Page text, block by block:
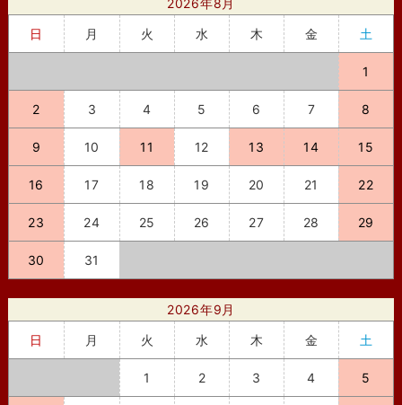
日
月 火 水 木 金 土
1
2 3 4 5 6 7 8
9 10 11 12 13 14 15
16 17 18 19 20 21 22
23 24 25 26 27 28 29
30 31
2026年9月
日
月 火 水 木 金 土
1 2 3 4 5